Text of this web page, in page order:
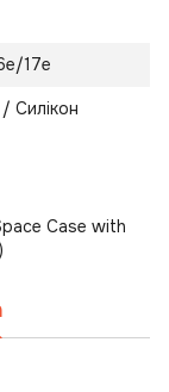
17e
Силікон
Case with